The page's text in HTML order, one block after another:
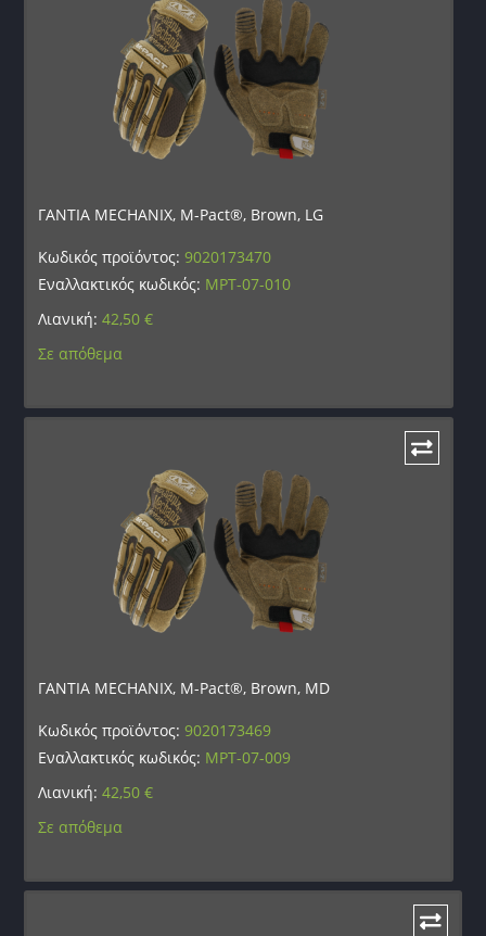
ΓΑΝΤΙΑ MECHANIX, M-Pact®, Brown, LG
Κωδικός προϊόντος:9020173470
Εναλλακτικός κωδικός: MPT-07-010
Λιανική:42,50€
Σε απόθεμα
ΓΑΝΤΙΑ MECHANIX, M-Pact®, Brown, MD
Κωδικός προϊόντος:9020173469
Εναλλακτικός κωδικός: MPT-07-009
Λιανική:42,50€
Σε απόθεμα